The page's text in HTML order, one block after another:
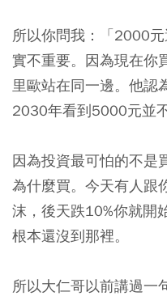
所以你問我：「2000
實不重要。因為現在你
里歐站在同一邊。他認
2030年看到5000元並
因為投資最可怕的不是
為什麼買。今天有人跟
沫，後天跌10%你就開
根本還沒到那裡。
所以大仁哥以前講過一